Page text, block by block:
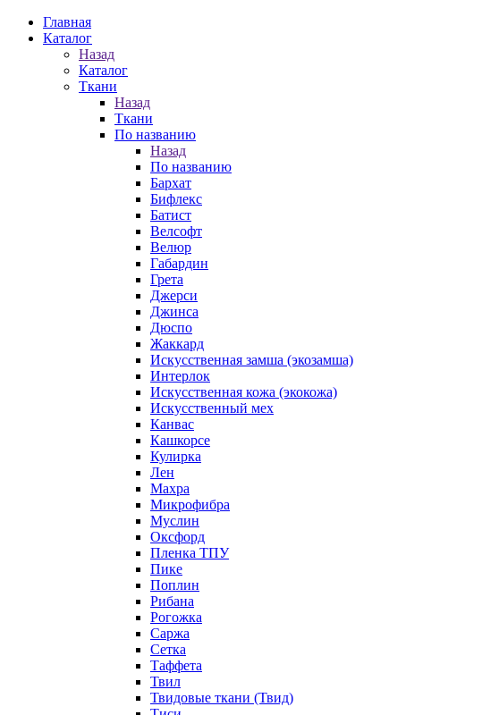
Главная
Каталог
Назад
Каталог
Ткани
Назад
Ткани
По названию
Назад
По названию
Бархат
Бифлекс
Батист
Велсофт
Велюр
Габардин
Грета
Джерси
Джинса
Дюспо
Жаккард
Искусственная замша (экозамша)
Интерлок
Искусственная кожа (экокожа)
Искусственный мех
Канвас
Кашкорсе
Кулирка
Лен
Махра
Микрофибра
Муслин
Оксфорд
Пленка ТПУ
Пике
Поплин
Рибана
Рогожка
Саржа
Сетка
Таффета
Твил
Твидовые ткани (Твид)